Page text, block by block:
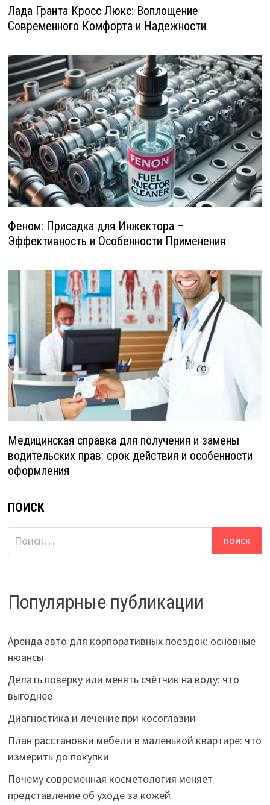
Лада Гранта Кросс Люкс: Воплощение
Современного Комфорта и Надежности
Феном: Присадка для Инжектора –
Эффективность и Особенности Применения
Медицинская справка для получения и замены
водительских прав: срок действия и особенности
оформления
ПОИСК
Найти:
Популярные публикации
Аренда авто для корпоративных поездок: основные
нюансы
Делать поверку или менять счётчик на воду: что
выгоднее
Диагностика и лечение при косоглазии
План расстановки мебели в маленькой квартире: что
измерить до покупки
Почему современная косметология меняет
представление об уходе за кожей